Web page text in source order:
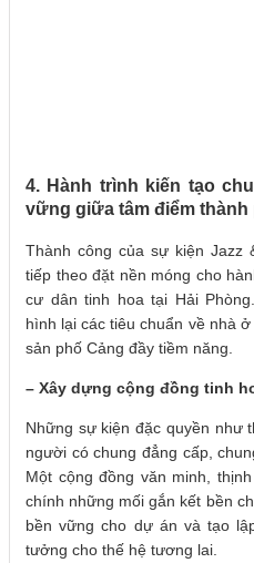
4. Hành trình kiến tạo
vững giữa tâm điểm thành
Thành công của sự kiện Jazz
tiếp theo đặt nền móng cho
cư dân tinh hoa tại Hải
hình lại các tiêu chuẩn về nhà
sản phố Cảng đầy tiềm năng.
– Xây dựng cộng đồng tinh
Những sự kiện đặc quyền như
người có chung đẳng cấp,
Một cộng đồng văn minh,
chính những mối gắn kết bền
bền vững cho dự án và tạo
tưởng cho thế hệ tương lai.